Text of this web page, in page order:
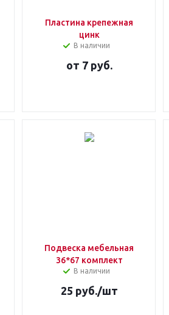
Пластина крепежная
цинк
В наличии
от 7 руб.
Подвеска мебельная
36*67 комплект
В наличии
25 руб./шт